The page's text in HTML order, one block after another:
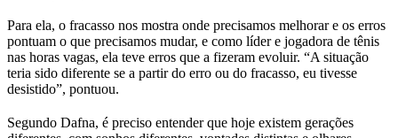
Para ela, o fracasso nos mostra onde precisamos melhorar e os erros
pontuam o que precisamos mudar, e como líder e jogadora de tênis
nas horas vagas, ela teve erros que a fizeram evoluir. “A situação
teria sido diferente se a partir do erro ou do fracasso, eu tivesse
desistido”, pontuou.
Segundo Dafna, é preciso entender que hoje existem gerações